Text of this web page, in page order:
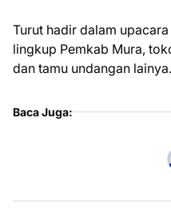
Turut hadir dalam
lingkup Pemkab Mura,
dan tamu undangan lainya.
Baca Juga: